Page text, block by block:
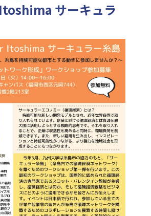
サーキュラ